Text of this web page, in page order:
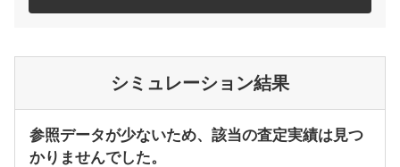
シミュレーション結果
参照データが少ないため、該当の査定実績は見つ
かりませんでした。